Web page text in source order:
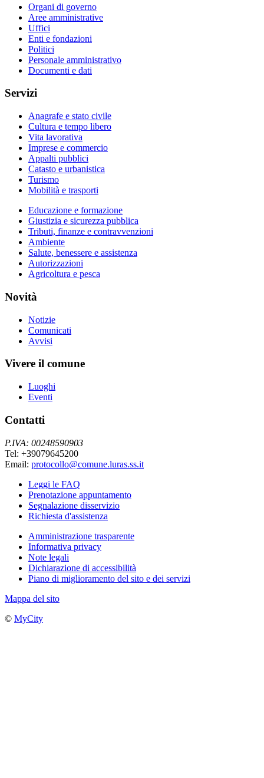
Organi di governo
Aree amministrative
Uffici
Enti e fondazioni
Politici
Personale amministrativo
Documenti e dati
Servizi
Anagrafe e stato civile
Cultura e tempo libero
Vita lavorativa
Imprese e commercio
Appalti pubblici
Catasto e urbanistica
Turismo
Mobilità e trasporti
Educazione e formazione
Giustizia e sicurezza pubblica
Tributi, finanze e contravvenzioni
Ambiente
Salute, benessere e assistenza
Autorizzazioni
Agricoltura e pesca
Novità
Notizie
Comunicati
Avvisi
Vivere il comune
Luoghi
Eventi
Contatti
P.IVA: 00248590903
Tel: +39079645200
Email: protocollo@comune.luras.ss.it
Leggi le FAQ
Prenotazione appuntamento
Segnalazione disservizio
Richiesta d'assistenza
Amministrazione trasparente
Informativa privacy
Note legali
Dichiarazione di accessibilità
Piano di miglioramento del sito e dei servizi
Mappa del sito
© MyCity